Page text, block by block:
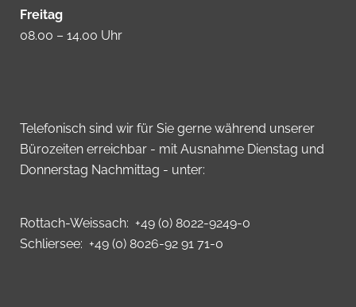
Freitag
08.00 – 14.00 Uhr
Telefonisch sind wir für Sie gerne während unserer
Bürozeiten erreichbar - mit Ausnahme Dienstag und
Donnerstag Nachmittag - unter:
Rottach-Weissach: +49 (0) 8022-9249-0
Schliersee: +49 (0) 8026-92 91 71-0